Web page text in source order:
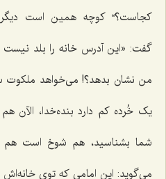
کجاست؟“ کوچه همین است
گفت: «این آدرس خانه را بلد
من نشان بدهد؟! می‌خواهد ملکوت
یک خُرده کم دارد بنده‌خدا،
شما بشناسید، هم شوخ است
می‌گوید: این امامی که توی